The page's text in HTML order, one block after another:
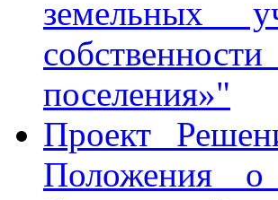
земельных
поселения»"
Проект
Положения о